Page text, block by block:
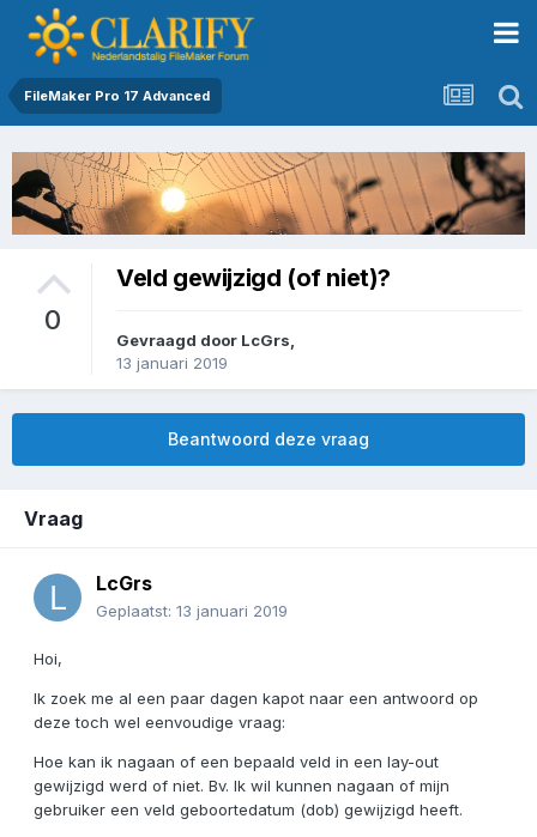
FileMaker Pro 17 Advanced
0
Veld gewijzigd (of niet)?
Gevraagd door LcGrs
13 januari 2019
Beantwoord deze vraag
Vraag
LcGrs
Geplaatst: 13 januari 2019
Hoi,
Ik zoek me al een paar dagen kapot naar een antwoord op
deze toch wel eenvoudige vraag:
Hoe kan ik nagaan of een bepaald veld in een lay-out
gewijzigd werd of niet. Bv. Ik wil kunnen nagaan of mijn
gebruiker een veld geboortedatum (dob) gewijzigd heeft.